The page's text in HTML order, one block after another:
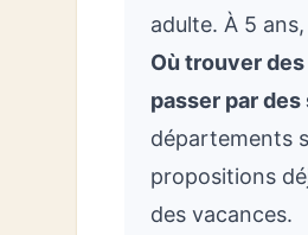
adulte. À 5
Où trouver
passer par
départements
propositions
des vacances.